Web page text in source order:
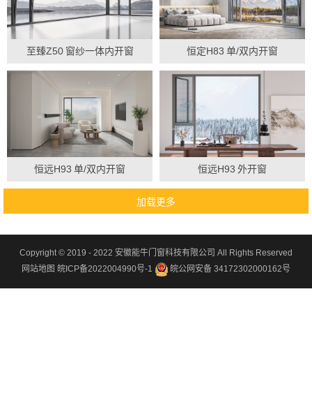
至臻Z50 窗纱一体内开窗 恒定H83 单/双内开窗
恒远H93 单/双内开窗 恒远H93 外开窗
Copyright © 2019 - 2022 安徽能牛门窗科技有限公司 All Rights Reserved
网站地图 皖ICP备2022004990号-1 皖公网安备 34172302000162号